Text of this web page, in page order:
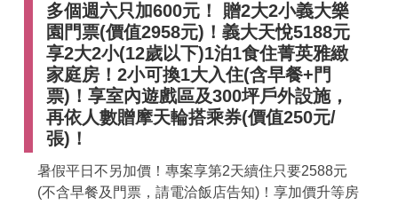
好康優惠
最新消息
最新留言
商家合作
多個週六只加600元！ 贈2大2小義大樂
園門票(價值2958元)！義大天悅5188元
享2大2小(12歲以下)1泊1食住菁英雅緻
家庭房！2小可換1大入住(含早餐+門
票)！享室內遊戲區及300坪戶外設施，
再依人數贈摩天輪搭乘券(價值250元/
張)！
暑假平日不另加價！專案享第2天續住只要2588元
(不含早餐及門票，請電洽飯店告知)！享加價升等房